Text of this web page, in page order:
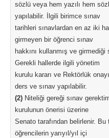
sözlü veya hem yazılı hem
yapılabilir. İlgili birimce sınav
tarihleri sınavlardan en az iki
girmeyen bir öğrenci sınav
hakkını kullanmış ve girmediği
Gerekli hallerde ilgili yönetim
kurulu kararı ve Rektörlük
ders ve sınav yapılabilir.
(2) Niteliği gereği sınav
kurulunun önerisi üzerine
Senato tarafından belirlenir. Bu
öğrencilerin yarıyıl/yıl içi